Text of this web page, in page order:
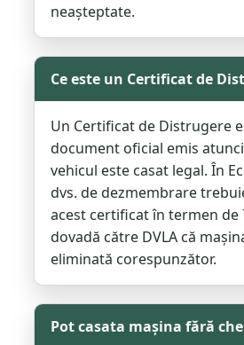
neașteptate.
Ce este un Certificat de
Un Certificat de Distrugere
document oficial emis
vehicul este casat legal. În
dvs. de dezmembrare
acest certificat în termen de
dovadă către DVLA că
eliminată corespunzător.
Pot casata mașina fără